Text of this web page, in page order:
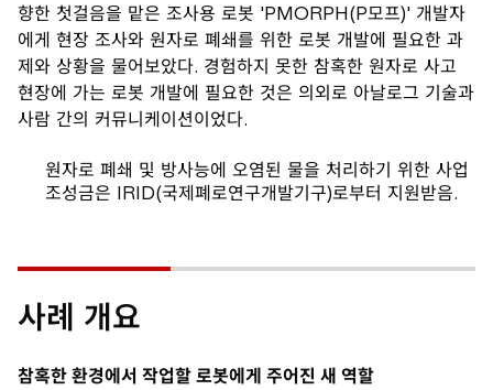
향한 첫걸음을 맡은 조사용 로봇 'PMORPH(P모프)' 개발자
에게 현장 조사와 원자로 폐쇄를 위한 로봇 개발에 필요한 과
제와 상황을 물어보았다. 경험하지 못한 참혹한 원자로 사고
현장에 가는 로봇 개발에 필요한 것은 의외로 아날로그 기술과
사람 간의 커뮤니케이션이었다.
원자로 폐쇄 및 방사능에 오염된 물을 처리하기 위한 사업
조성금은 IRID(국제폐로연구개발기구)로부터 지원받음.
사례 개요
참혹한 환경에서 작업할 로봇에게 주어진 새 역할